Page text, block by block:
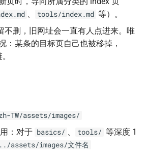
、 tools/index.md 等）。
不删，旧网址会一直有人点进来。唯
：某条的目标页自己也被移掉，
TW/assets/images/
：对于 basics/ 、 tools/ 等深度 1
assets/images/文件名